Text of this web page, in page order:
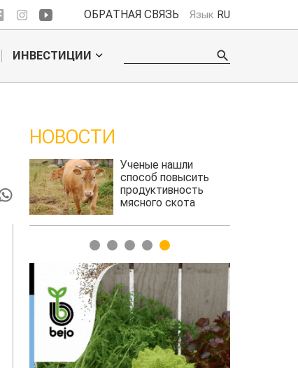
ОБРАТНАЯ СВЯЗЬ Язык RU
ИНВЕСТИЦИИ
НОВОСТИ
Ученые нашли
способ повысить
продуктивность
мясного скота
1 2 3 4 5